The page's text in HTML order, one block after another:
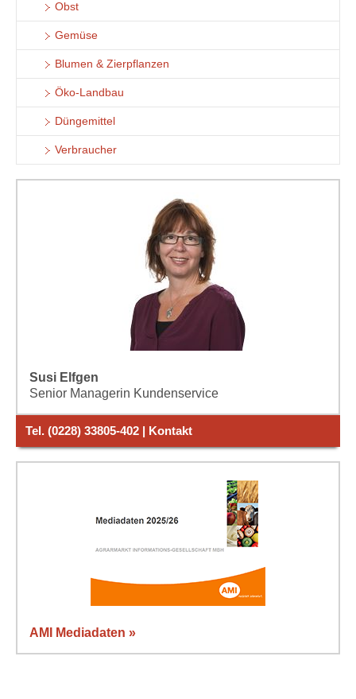
Obst
Gemüse
Blumen & Zierpflanzen
Öko-Landbau
Düngemittel
Verbraucher
Susi Elfgen
Senior Managerin Kundenservice
Tel. (0228) 33805-402 | Kontakt
AMI Mediadaten »